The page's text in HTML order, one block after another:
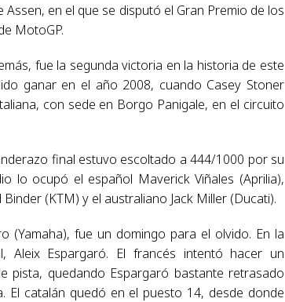
en el que se disputó el Gran Premio de los
MotoGP.
fue la segunda victoria en la historia de este
ganar en el año 2008, cuando Casey Stoner
con sede en Borgo Panigale, en el circuito
final estuvo escoltado a 444/1000 por su
lo ocupó el español Maverick Viñales (Aprilia),
(KTM) y el australiano Jack Miller (Ducati).
(Yamaha), fue un domingo para el olvido. En la
Espargaró. El francés intentó hacer un
pista, quedando Espargaró bastante retrasado
El catalán quedó en el puesto 14, desde donde